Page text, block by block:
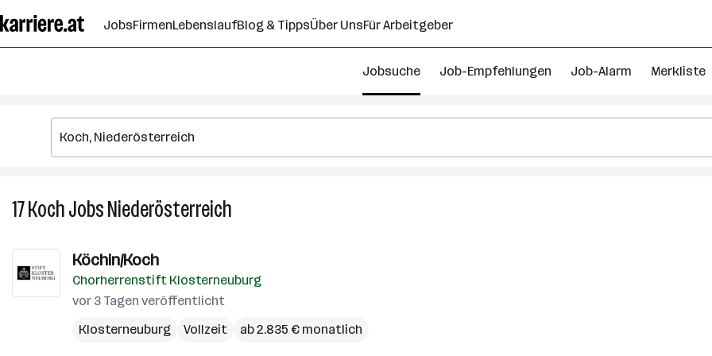
Seiteninhalt
springen
JobsFirmenLebenslaufBlog & TippsÜber UnsFür Arbeitgeber
Jobsuche Job-Empfehlungen Job-Alarm Merkliste
17KochJobsNiederösterreich
Niederösterreich
Köchin/Koch
Chorherrenstift Klosterneuburg
vor 3 Tagen veröffentlicht
Klosterneuburg
Vollzeit ab 2.835 € monatlich